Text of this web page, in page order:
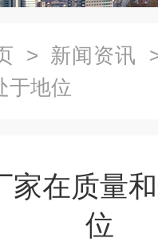
> 新闻资讯
于地位
家在质量
位